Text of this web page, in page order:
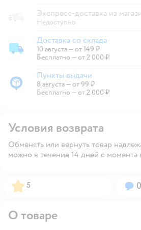
Экспресс-доставка из
Недоступно
Доставка со склада
Доставка со склада
10 августа—от 149 ₽
Бесплатно — от 2 000 ₽
Пункты выдачи
Пункты выдачи
8 августа—от 99 ₽
Бесплатно — от 2 000 ₽
Условия возврата
Обменять или вернуть товар
можно в течение 14 дней с момента
Рейтинг:
5 0
О товаре